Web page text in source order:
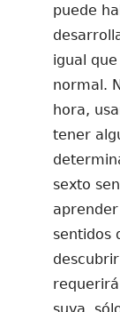
puede
igual
normal.
hora,
tener
sexto
sentidos